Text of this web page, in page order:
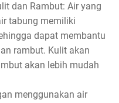
dan Rambut: Air yang
tabung memiliki
dapat membantu
rambut. Kulit akan
akan lebih mudah
menggunakan air